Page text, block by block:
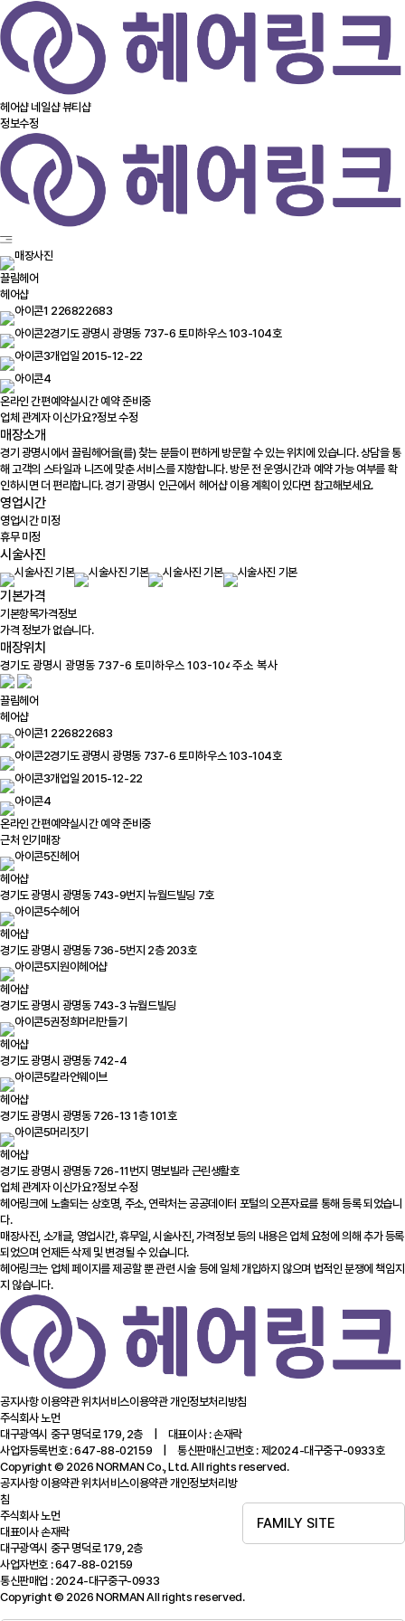
헤어샵 네일샵뷰티샵
정보수정
끌림헤어
헤어샵
226822683
경기도 광명시 광명동 737-6 토미하우스 103-104호
개업일 2015-12-22
온라인 간편예약실시간 예약 준비중
업체 관계자 이신가요?정보 수정
매장소개
경기 광명시에서 끌림헤어을(를) 찾는 분들이 편하게 방문할 수 있는 위치에 있습니다. 상담을 통
해 고객의 스타일과 니즈에 맞춘 서비스를 지향합니다. 방문 전 운영시간과 예약 가능 여부를 확
인하시면 더 편리합니다. 경기 광명시 인근에서 헤어샵 이용 계획이 있다면 참고해보세요.
영업시간
영업시간 미정
휴무 미정
시술사진
기본가격
기본항목가격정보
가격 정보가 없습니다.
매장위치
주소 복사
끌림헤어
헤어샵
226822683
경기도 광명시 광명동 737-6 토미하우스 103-104호
개업일 2015-12-22
온라인 간편예약실시간 예약 준비중
근처 인기매장
진헤어
헤어샵
경기도 광명시 광명동 743-9번지 뉴월드빌딩 7호
수헤어
헤어샵
경기도 광명시 광명동 736-5번지 2층 203호
지원이헤어샵
헤어샵
경기도 광명시 광명동 743-3 뉴월드빌딩
권정희머리만들기
헤어샵
경기도 광명시 광명동 742-4
칼라언웨이브
헤어샵
경기도 광명시 광명동 726-13 1층 101호
머리짓기
헤어샵
경기도 광명시 광명동 726-11번지 명보빌라 근린생활호
업체 관계자 이신가요?정보 수정
헤어링크에 노출되는 상호명, 주소, 연락처는 공공데이터 포털의 오픈자료를 통해 등록 되었습니
다.
매장사진, 소개글, 영업시간, 휴무일, 시술사진, 가격정보 등의 내용은 업체 요청에 의해 추가 등록
되었으며 언제든 삭제 및 변경될 수 있습니다.
헤어링크는 업체 페이지를 제공할 뿐 관련 시술 등에 일체 개입하지 않으며 법적인 분쟁에 책임지
지 않습니다.
공지사항이용약관위치서비스이용약관개인정보처리방침
주식회사 노먼
대구광역시 중구 명덕로 179, 2층 | 대표이사 : 손재락
사업자등록번호 : 647-88-02159 | 통신판매신고번호 : 제2024-대구중구-0933호
Copyright © 2026 NORMAN Co., Ltd. All rights reserved.
FAMILY SITE
공지사항이용약관위치서비스이용약관개인정보처리방
침
주식회사 노먼
대표이사 손재락
대구광역시 중구 명덕로 179, 2층
사업자번호 : 647-88-02159
통신판매업 : 2024-대구중구-0933
Copyright © 2026 NORMAN All rights reserved.